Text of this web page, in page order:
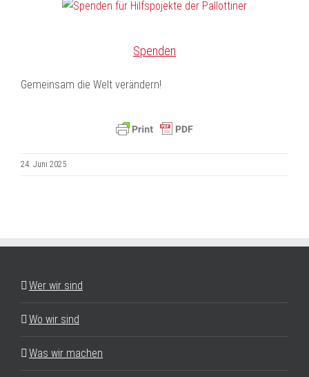
Spenden
Gemeinsam die Welt verändern!
24. Juni 2025
Wer wir sind
Wo wir sind
Was wir machen